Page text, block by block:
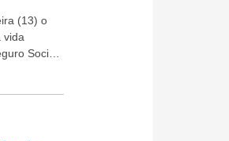
(13) o
vida
Social